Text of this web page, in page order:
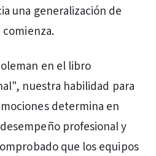
una generalización de
en el libro
nuestra habilidad para
determina en
profesional y
que los equipos